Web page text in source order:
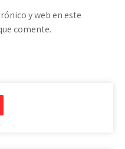
y web en este
comente.